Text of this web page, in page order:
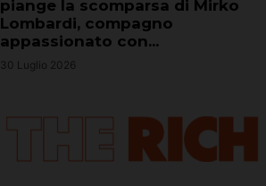
piange la scomparsa di Mirko
Lombardi, compagno
appassionato con...
30 Luglio 2026